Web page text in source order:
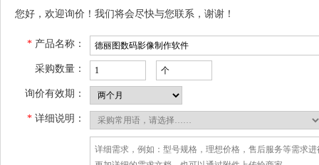
您好，欢迎询价！我们将会尽快与您联系，谢谢！
* 产品名称：
采购数量：
询价有效期：
* 详细说明：